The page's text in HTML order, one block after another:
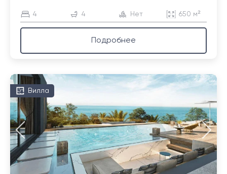
4 4 Нет 650 м²
Подробнее
Вилла